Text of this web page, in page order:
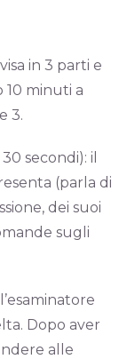
in 3 parti e
10 minuti a
3.
secondi): il
(parla di
dei suoi
sugli
Dopo aver
alle